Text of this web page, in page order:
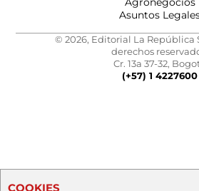
Asuntos
© 2026, Editorial La República
derechos
Cr. 13a 37-32,
(+57) 1 4227600
COOKIES